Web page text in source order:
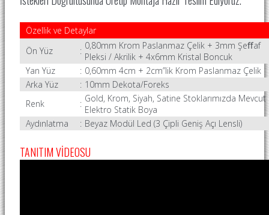
Özellik ve Detaylar
Ön Yüz
: 0,80mm Krom Paslanmaz Çelik + 3mm Şeﬀaf
Pleksi / Akrilik + 4x6mm Kristal Boncuk
Yan Yüz
: 0,60mm 4cm + 2cm’’lik Krom Paslanmaz Çelik
Arka Yüz
: 10mm Dekota/Foreks
Renk
: Gold, Krom, Siyah, Satine Stoklarımızda Mevcut
Elektro Statik Boya
Aydınlatma
: Beyaz Modül Led (3 Çipli Geniş Açı Lensli)
TANITIM VİDEOSU